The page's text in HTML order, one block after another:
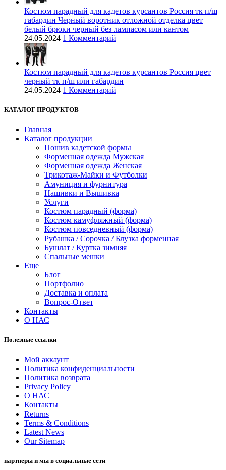
Костюм парадный для кадетов курсантов Россия тк п/ш
габардин Черный воротник отложной отделка цвет
белый брюки черный без лaмпасом или кантом
24.05.2024 1 Комментарий
Костюм парадный для кадетов курсантов Россия цвет
черный тк п/ш или габардин
24.05.2024 1 Комментарий
КАТАЛОГ ПРОДУКТОВ
Главная
Каталог продукции
Пошив кадетской формы
Форменная одежда Мужская
Форменная одежда Женская
Трикотаж-Майки и Футболки
Амуниция и фурнитура
Нашивки и Вышивка
Услуги
Костюм парадный (форма)
Костюм камуфляжный (форма)
Костюм повседневный (форма)
Рубашка / Сорочка / Блузка форменная
Бушлат / Куртка зимняя
Спальные мешки
Еще
Блог
Портфолио
Доставка и оплата
Вопрос-Ответ
Контакты
О НАС
Полезные ссылки
Мой аккаунт
Политика конфиденциальности
Политика возврата
Privacy Policy
О НАС
Контакты
Returns
Terms & Conditions
Latest News
Our Sitemap
партнеры и мы в социальные сети